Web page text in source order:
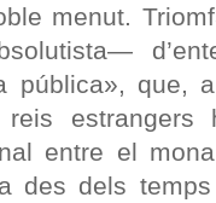
menut.
pública», que,
reis
entre el
des dels